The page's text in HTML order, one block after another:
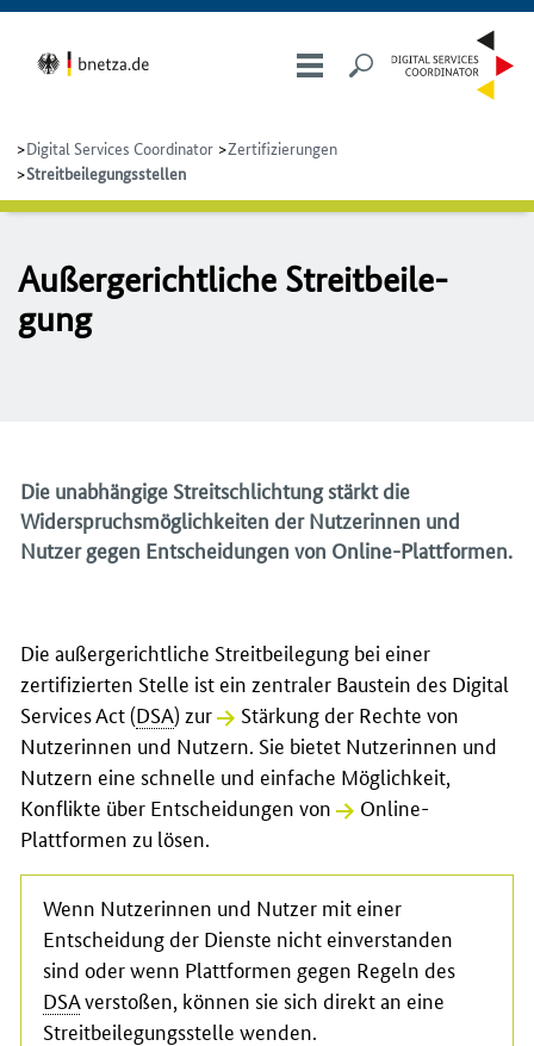
Digital Services Coordinator Zertifizierungen
Streitbeilegungsstellen
Au­ßer­ge­richt­li­che Streit­bei­le­
gung
Die unabhängige Streitschlichtung stärkt die
Widerspruchsmöglichkeiten der Nutzerinnen und
Nutzer gegen Entscheidungen von Online-Plattformen.
Die außergerichtliche Streitbeilegung bei einer
zertifizierten Stelle ist ein zentraler Baustein des Digital
Services Act(DSA) zur
Stärkung der Rechte von
Nutzerinnen und Nutzern. Sie bietet Nutzerinnen und
Nutzern eine schnelle und einfache Möglichkeit,
Konflikte über Entscheidungen von
Online-
Plattformen zu lösen.
Wenn Nutzerinnen und Nutzer mit einer
Entscheidung der Dienste nicht einverstanden
sind oder wenn Plattformen gegen Regeln des
DSAverstoßen, können sie sich direkt an eine
Streitbeilegungsstelle wenden.